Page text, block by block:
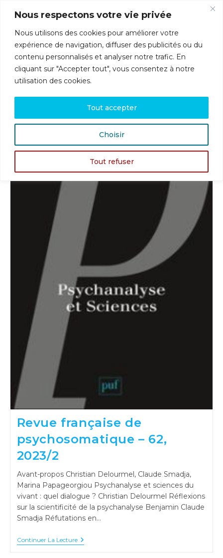
Nous respectons votre vie privée
Nous utilisons des cookies pour améliorer votre
expérience de navigation, diffuser des publicités ou du
contenu personnalisés et analyser notre trafic. En
cliquant sur "Accepter tout", vous consentez à notre
utilisation des cookies.
Choisir
Tout refuser
Tout accepter
content
Revue française de
psychosomatique – 62,
2023/2
Avant-propos Christian Delourmel, Claude Smadja,
Marina Papageorgiou Psychanalyse et sciences du
vivant : quel dialogue ? Christian Delourmel Réflexions
sur la scientificité de la psychanalyse Benjamin Claude
Smadja Réfutations en…
Continuer La LectureRevue
Française